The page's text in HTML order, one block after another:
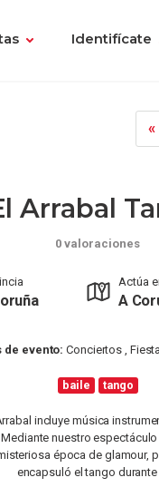
Identifícate
«
Arrabal
0 valoraciones
Actúa
A
de evento: Conciertos ,
baile tango
incluye música
nuestro
época de glamour,
encapsuló el tango durante